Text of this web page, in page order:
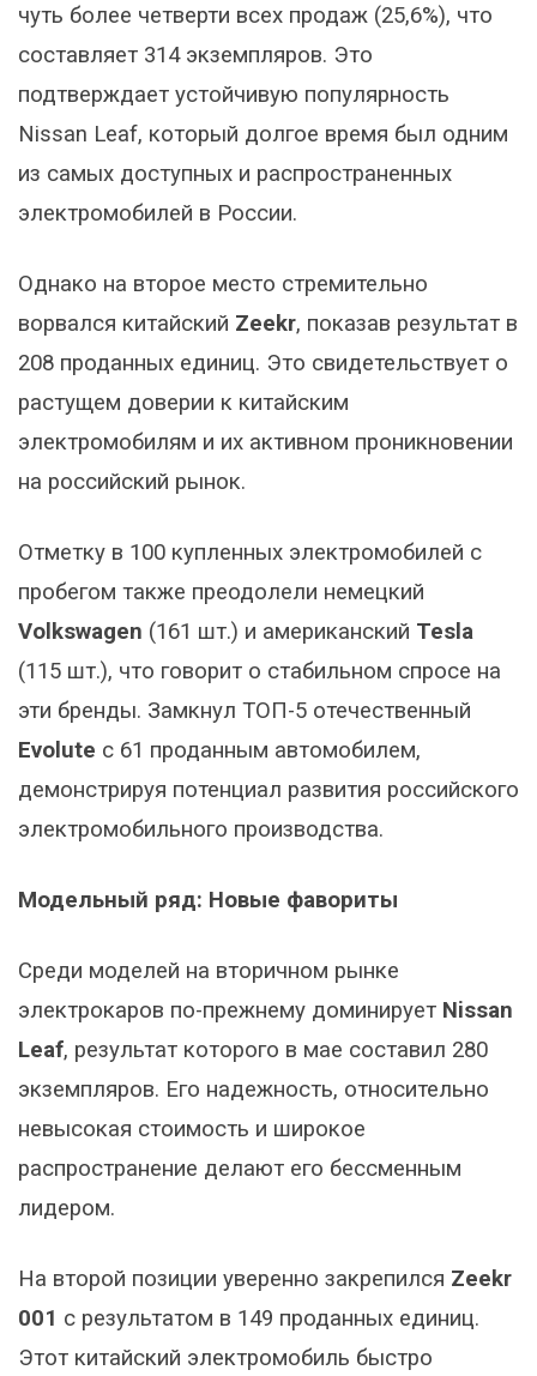
чуть более четверти всех продаж (25,6%), что
составляет 314 экземпляров. Это
подтверждает устойчивую популярность
Nissan Leaf, который долгое время был одним
из самых доступных и распространенных
электромобилей в России.
Однако на второе место стремительно
ворвался китайский Zeekr, показав результат в
208 проданных единиц. Это свидетельствует о
растущем доверии к китайским
электромобилям и их активном проникновении
на российский рынок.
Отметку в 100 купленных электромобилей с
пробегом также преодолели немецкий
Volkswagen (161 шт.) и американский Tesla
(115 шт.), что говорит о стабильном спросе на
эти бренды. Замкнул ТОП-5 отечественный
Evolute с 61 проданным автомобилем,
демонстрируя потенциал развития российского
электромобильного производства.
Модельный ряд: Новые фавориты
Среди моделей на вторичном рынке
электрокаров по-прежнему доминирует Nissan
Leaf, результат которого в мае составил 280
экземпляров. Его надежность, относительно
невысокая стоимость и широкое
распространение делают его бессменным
лидером.
На второй позиции уверенно закрепился Zeekr
001 с результатом в 149 проданных единиц.
Этот китайский электромобиль быстро